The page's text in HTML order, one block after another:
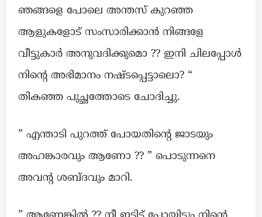
ഞങ്ങളെ പോലെ അന്തസ് കുറഞ്ഞ
ആളുകളോട് സംസാരിക്കാൻ നിങ്ങളേ
വീട്ടുകാർ അനുവദിക്കുമൊ ?? ഇനി ചിലപ്പോൾ
നിന്റെ അഭിമാനം നഷ്ടപ്പെട്ടാലൊ? “
തികഞ്ഞ പുച്ഛത്തോടെ ചോദിച്ചു.
” എന്താടി പുറത്ത് പോയതിന്റെ ജാടയും
അഹങ്കാരവും ആണോ ?? ” പൊടുന്നനെ
അവന്റ ശബ്ദവും മാറി.